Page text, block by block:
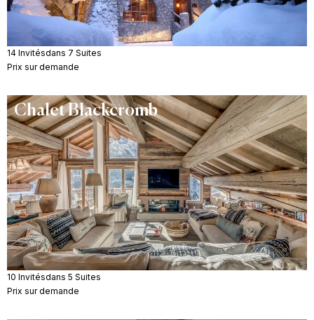
14 Invitésdans 7 Suites
Prix sur demande
Chalet Blackcromb
10 Invitésdans 5 Suites
Prix sur demande